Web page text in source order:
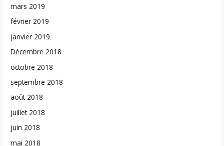
mars 2019
février 2019
janvier 2019
Décembre 2018
octobre 2018
septembre 2018
août 2018
juillet 2018
juin 2018
mai 2018